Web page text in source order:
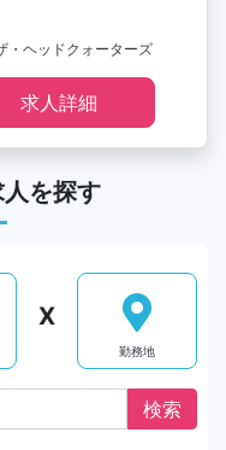
・ヘッドクォーターズ
求人詳細
を探す
X
勤務地